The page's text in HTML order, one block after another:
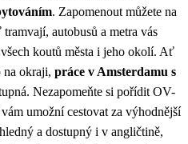
. Zapomenout můžete na
autobusů a metra vás
koutů města i jeho okolí. Ať
na okraji, práce v Amsterdamu s
Nezapomeňte si pořídit OV-
umožní cestovat za výhodnější
a dostupný i v angličtině,